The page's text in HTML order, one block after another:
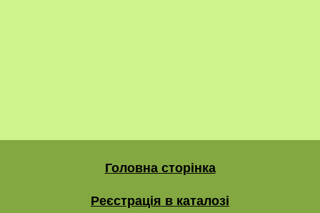
Головна сторінка
Реєстрація в каталозі